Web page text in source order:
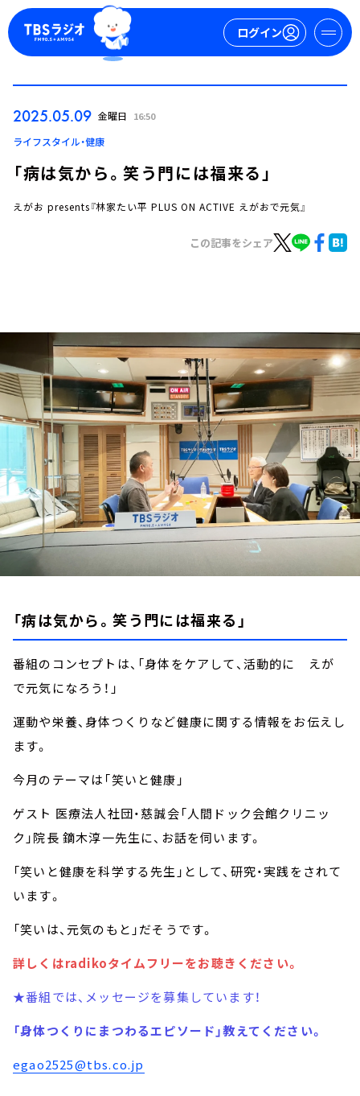
ログイン
ログイン
トピックス
TBS Podcast
お知らせ
イベント・グッズ
YouTube
会社情報
2025.05.09 金曜日 16:50
ライフスタイル・健康
「病は気から。笑う門には福来る」
えがお presents『林家たい平 PLUS ON ACTIVE えがおで元気』
この記事をシェア
「病は気から。笑う門には福来る」
番組のコンセプトは、「身体をケアして、活動的に えが
で元気になろう！」
運動や栄養、身体つくりなど健康に関する情報をお伝えし
ます。
今月のテーマは「笑いと健康」
ゲスト 医療法人社団・慈誠会「人間ドック会館クリニッ
ク」院長 鏑木淳一先生に、お話を伺います。
「笑いと健康を科学する先生」として、研究・実践をされて
います。
「笑いは、元気のもと」だそうです。
詳しくはradikoタイムフリーをお聴きください。
★番組では、メッセージを募集しています！
「身体つくりにまつわるエピソード」教えてください。
egao2525@tbs.co.jp